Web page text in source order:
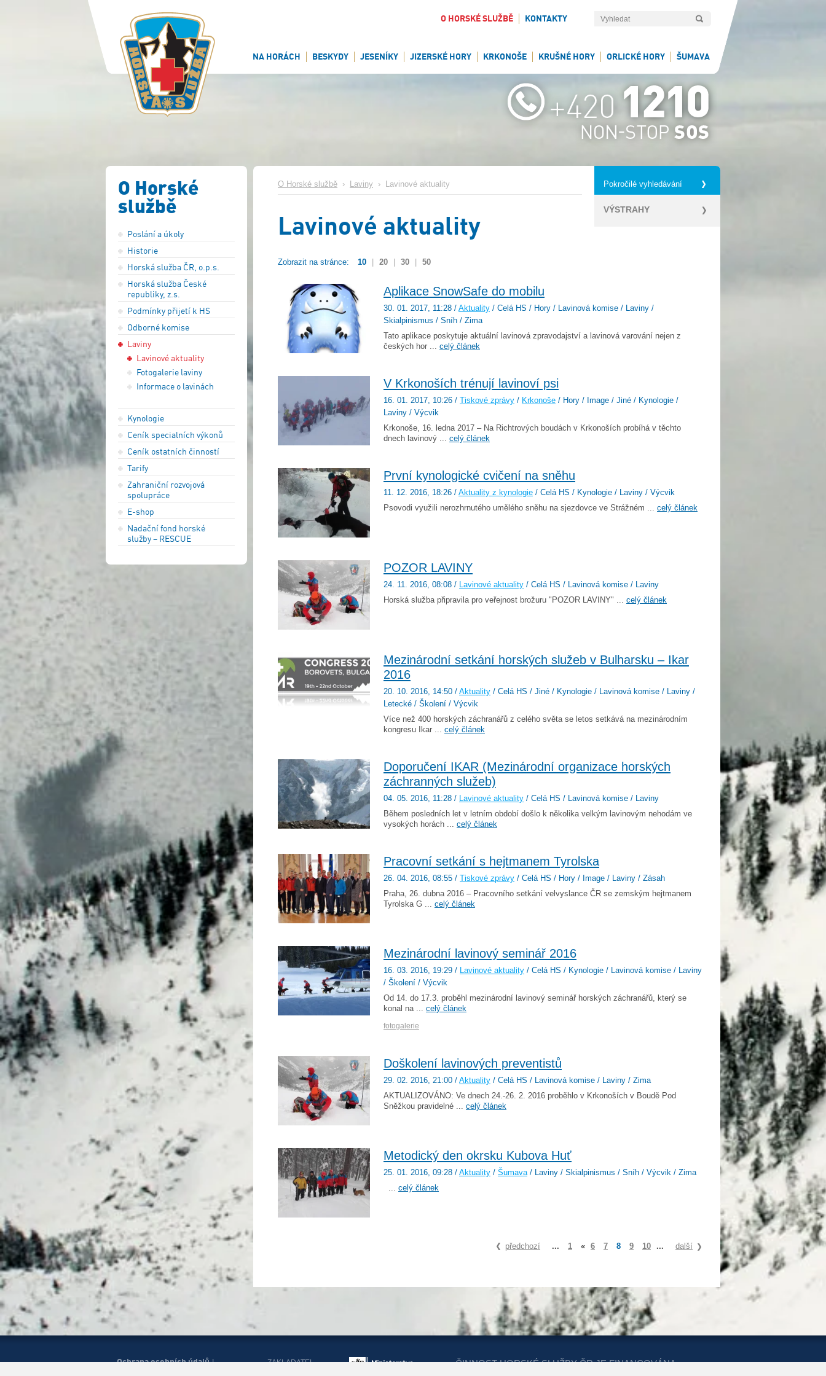
O HORSKÉ SLUŽBĚ KONTAKTY
NA HORÁCH BESKYDY JESENÍKY JIZERSKÉ HORY KRKONOŠE KRUŠNÉ HORY ORLICKÉ HORY ŠUMAVA
O Horské
službě
Poslání a úkoly
Historie
Horská služba ČR, o.p.s.
Horská služba České
republiky, z.s.
Podmínky přijetí k HS
Odborné komise
Laviny
Lavinové aktuality
Fotogalerie laviny
Informace o lavinách
Kynologie
Ceník specialních výkonů
Ceník ostatních činností
Tarify
Zahraniční rozvojová
spolupráce
E-shop
Nadační fond horské
služby – RESCUE
Pokročilé vyhledávání
VÝSTRAHY
O Horské službě › Laviny › Lavinové aktuality
Lavinové aktuality
Zobrazit na stránce: 10 20 30 50
Aplikace SnowSafe do mobilu
30. 01. 2017, 11:28 / Aktuality / Celá HS / Hory / Lavinová komise / Laviny /
Skialpinismus / Sníh / Zima
Tato aplikace poskytuje aktuální lavinová zpravodajství a lavinová varování nejen z
českých hor ... celý článek
V Krkonoších trénují lavinoví psi
16. 01. 2017, 10:26 / Tiskové zprávy / Krkonoše / Hory / Image / Jiné / Kynologie /
Laviny / Výcvik
Krkonoše, 16. ledna 2017 – Na Richtrových boudách v Krkonoších probíhá v těchto
dnech lavinový ... celý článek
První kynologické cvičení na sněhu
11. 12. 2016, 18:26 / Aktuality z kynologie / Celá HS / Kynologie / Laviny / Výcvik
Psovodi využili nerozhrnutého umělého sněhu na sjezdovce ve Strážném ... celý článek
POZOR LAVINY
24. 11. 2016, 08:08 / Lavinové aktuality / Celá HS / Lavinová komise / Laviny
Horská služba připravila pro veřejnost brožuru "POZOR LAVINY" ... celý článek
Mezinárodní setkání horských služeb v Bulharsku – Ikar
2016
20. 10. 2016, 14:50 / Aktuality / Celá HS / Jiné / Kynologie / Lavinová komise / Laviny /
Letecké / Školení / Výcvik
Více než 400 horských záchranářů z celého světa se letos setkává na mezinárodním
kongresu Ikar ... celý článek
Doporučení IKAR (Mezinárodní organizace horských
záchranných služeb)
04. 05. 2016, 11:28 / Lavinové aktuality / Celá HS / Lavinová komise / Laviny
Během posledních let v letním období došlo k několika velkým lavinovým nehodám ve
vysokých horách ... celý článek
Pracovní setkání s hejtmanem Tyrolska
26. 04. 2016, 08:55 / Tiskové zprávy / Celá HS / Hory / Image / Laviny / Zásah
Praha, 26. dubna 2016 – Pracovního setkání velvyslance ČR se zemským hejtmanem
Tyrolska G ... celý článek
Mezinárodní lavinový seminář 2016
16. 03. 2016, 19:29 / Lavinové aktuality / Celá HS / Kynologie / Lavinová komise / Laviny
/ Školení / Výcvik
Od 14. do 17.3. proběhl mezinárodní lavinový seminář horských záchranářů, který se
konal na ... celý článek
fotogalerie
Doškolení lavinových preventistů
29. 02. 2016, 21:00 / Aktuality / Celá HS / Lavinová komise / Laviny / Zima
AKTUALIZOVÁNO: Ve dnech 24.-26. 2. 2016 proběhlo v Krkonoších v Boudě Pod
Sněžkou pravidelné ... celý článek
Metodický den okrsku Kubova Huť
25. 01. 2016, 09:28 / Aktuality / Šumava / Laviny / Skialpinismus / Sníh / Výcvik / Zima
... celý článek
předchozí ... 1 « 6 7 8 9 10 ... další
Ochrana osobních údajů|
ZAKLADATEL
ČINNOST HORSKÉ SLUŽBY ČR JE FINANCOVÁNA